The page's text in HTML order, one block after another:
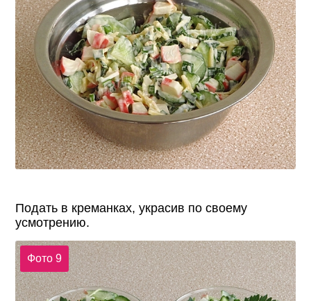
Подать в креманках, украсив по своему
усмотрению.
Фото 9